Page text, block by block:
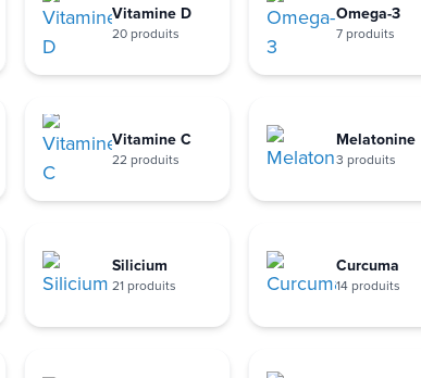
Vitamine D
20 produits
Omega-3
7 produits
Vitamine C
22 produits
Melatonine
3 produits
Silicium
21 produits
Curcuma
14 produits